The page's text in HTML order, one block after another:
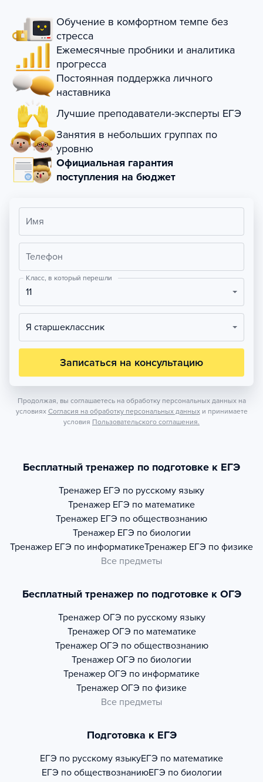
Обучение в комфортном темпе без
стресса
Ежемесячные пробники и аналитика
прогресса
Постоянная поддержка личного
наставника
Лучшие преподаватели-эксперты ЕГЭ
Занятия в небольших группах по
уровню
Официальная гарантия
поступления на бюджет
Имя
Телефон
Класс, в который перешли
11
Я старшеклассник
Записаться на консультацию
Продолжая, вы соглашаетесь на обработку персональных данных на
условиях Согласия на обработку персональных данных и принимаете
условия Пользовательского соглашения.
Бесплатный тренажер по подготовке к ЕГЭ
Тренажер ЕГЭ по русскому языку
Тренажер ЕГЭ по математике
Тренажер ЕГЭ по обществознанию
Тренажер ЕГЭ по биологии
Тренажер ЕГЭ по информатикеТренажер ЕГЭ по физике
Все предметы
Бесплатный тренажер по подготовке к ОГЭ
Тренажер ОГЭ по русскому языку
Тренажер ОГЭ по математике
Тренажер ОГЭ по обществознанию
Тренажер ОГЭ по биологии
Тренажер ОГЭ по информатике
Тренажер ОГЭ по физике
Все предметы
Подготовка к ЕГЭ
ЕГЭ по русскому языкуЕГЭ по математике
ЕГЭ по обществознаниюЕГЭ по биологии